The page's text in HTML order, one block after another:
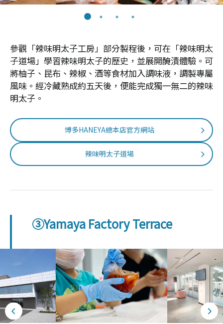
參觀「辣味明太子工房」部分製程後，可在「辣味明太
子道場」學習辣味明太子的歷史，並展開醃漬體驗。可
將柚子、昆布、辣椒、酒等食材加入調味液，調製專屬
風味。經冷藏熟成約五天後，便能完成獨一無二的辣味
明太子。
博多HANEYA總本店官方網站
辣味明太子道場
③Yamaya Factory Terrace